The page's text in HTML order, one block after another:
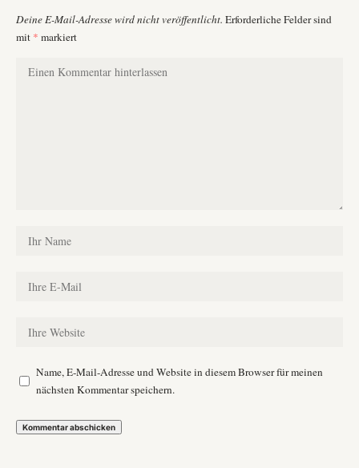
Deine E-Mail-Adresse wird nicht veröffentlicht. Erforderliche Felder sind
mit * markiert
Name, E-Mail-Adresse und Website in diesem Browser für meinen
nächsten Kommentar speichern.